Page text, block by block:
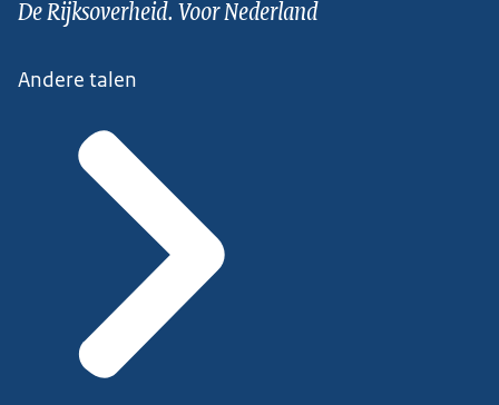
De Rijksoverheid. Voor Nederland
Andere talen